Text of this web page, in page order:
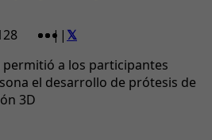
| |
a los participantes
el desarrollo de prótesis de
3D